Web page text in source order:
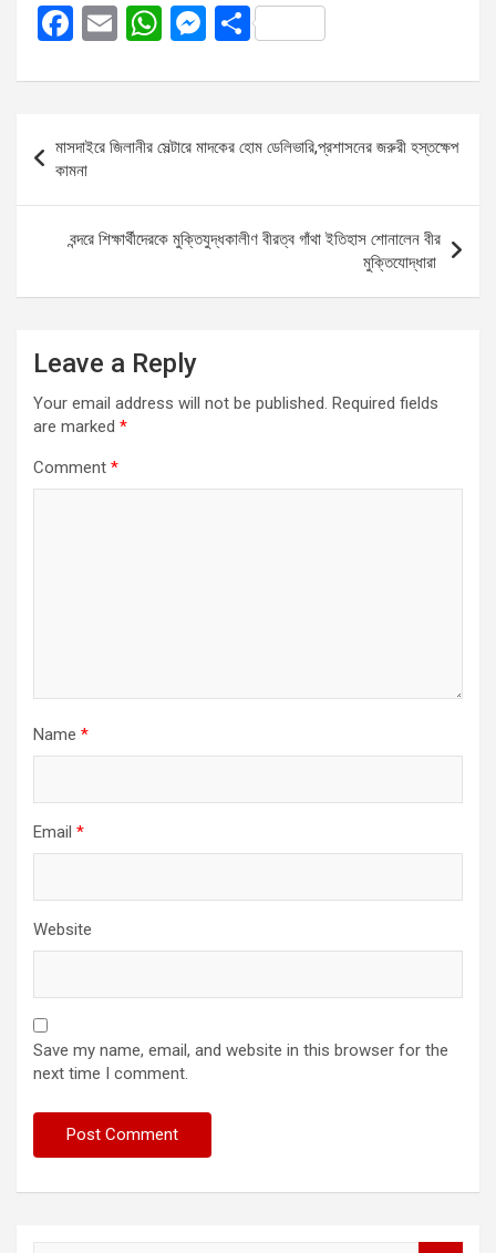
F
ce
b
o
o
k
E
ail
W
at
s
A
p
p
M
se
g
er
S
ar
navigation
মাসদাইরে জিলানীর সেল্টারে মাদকের হোম ডেলিভারি,প্রশাসনের জরুরী হস্তক্ষেপ
কামনা
বন্দরে শিক্ষার্থীদেরকে মুক্তিযুদ্ধকালীণ বীরত্ব গাঁথা ইতিহাস শোনালেন বীর
মুক্তিযোদ্ধারা
Leave a Reply
Your email address will not be published. Required fields
are marked *
Comment *
Name *
Email *
Website
Save my name, email, and website in this browser for the
next time I comment.